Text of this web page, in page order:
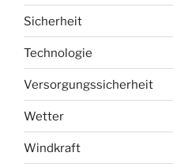
Sicherheit
Technologie
Versorgungssicherheit
Wetter
Windkraft